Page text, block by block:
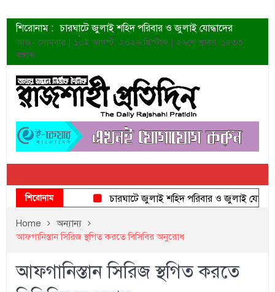
শিরোনাম : চারঘাটে জুলাই শহিদ পরিবার ও জুলাই যোদ্ধাদের
সংবর্ধনা
ত্বক ভালো রাখতে যে ৫ কাজ করবেন
জুলাই স্মৃতি জাদুঘরের দুয়ার খুলেছে উদ্বোধন করলেন
প্রধানমন্ত্রী
শাহরুখের নতুন সিনেমার লুক
কোয়ার্টার ফাইনালে নেইমারের দুর্দান্ত অ্যাসিস্টে সান্তোস
ডেনিস লিয়ামিন রাশিয়ার ড্রোন বাহিনীর প্রধান হলেন
জুলাই শহিদদের আত্মত্যাগ জাতি চিরকাল শ্রদ্ধার সাথে
স্মরণ করবে: ভূমিমন্ত্রী
আজ- সোমবার | ১০ই আগস্ট, ২০২৬ খ্রিস্টাব্দ | ২৬শে শ্রাবণ, ১৪৩৩
বঙ্গাব্দ
শিরোনাম চারঘাটে জুলাই শহিদ পরিবার ও জুলাই যোদ্ধাদের
Home
অন্যান্য
আফগানিস্তান সিরিজ স্থগিত করতে বিসিবির অনুরোধ
আফগানিস্তান সিরিজ স্থগিত করতে